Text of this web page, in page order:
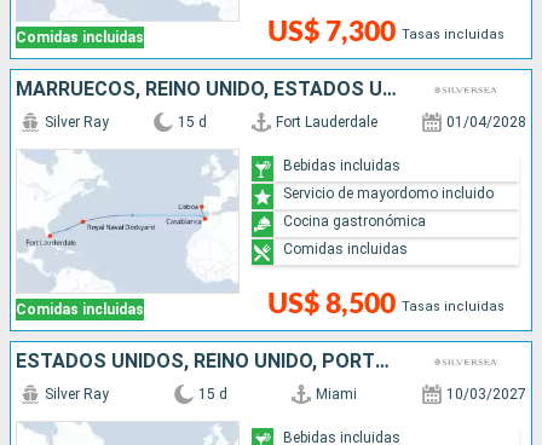
Comidas incluidas US$ 7,300 Tasas incluidas
MARRUECOS, REINO UNIDO, ESTADOS UNIDOS, PORTUGAL
Comidas incluidas
Silver Ray 15 d Fort Lauderdale 01/04/2028
US$ 8,500 Tasas incluidas
Bebidas incluidas
Servicio de mayordomo incluido
Cocina gastronómica
Comidas incluidas
ESTADOS UNIDOS, REINO UNIDO, PORTUGAL
Silver Ray 15 d Miami 10/03/2027
Bebidas incluidas